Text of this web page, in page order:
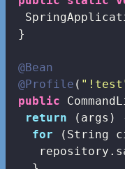
}
@Bean
@Profile (
public
return (args)
for (String